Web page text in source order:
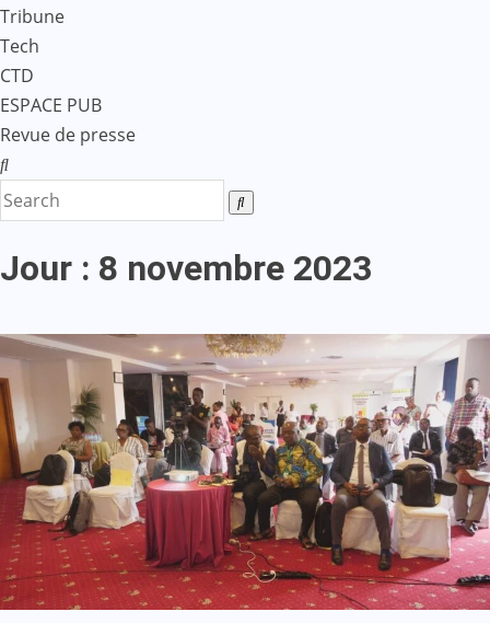
Tribune
Tech
CTD
ESPACE PUB
Revue de presse
Jour : 8 novembre 2023